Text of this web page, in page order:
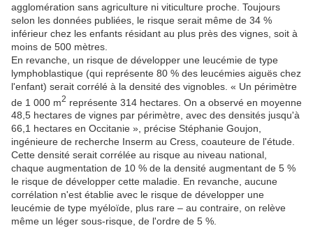
agglomération sans agriculture ni viticulture proche. Toujours
selon les données publiées, le risque serait même de 34 %
inférieur chez les enfants résidant au plus près des vignes, soit à
moins de 500 mètres.
En revanche, un risque de développer une leucémie de type
lymphoblastique (qui représente 80 % des leucémies aiguës chez
l'enfant) serait corrélé à la densité des vignobles. « Un périmètre
de 1 000 m2 représente 314 hectares. On a observé en moyenne
48,5 hectares de vignes par périmètre, avec des densités jusqu'à
66,1 hectares en Occitanie », précise Stéphanie Goujon,
ingénieure de recherche Inserm au Cress, coauteure de l'étude.
Cette densité serait corrélée au risque au niveau national,
chaque augmentation de 10 % de la densité augmentant de 5 %
le risque de développer cette maladie. En revanche, aucune
corrélation n'est établie avec le risque de développer une
leucémie de type myéloïde, plus rare – au contraire, on relève
même un léger sous-risque, de l'ordre de 5 %.